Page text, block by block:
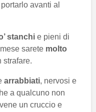
avanti al
stanchi e pieni di
sarete molto
strafare.
arrabbiati, nervosi e
a qualcuno non
un cruccio e